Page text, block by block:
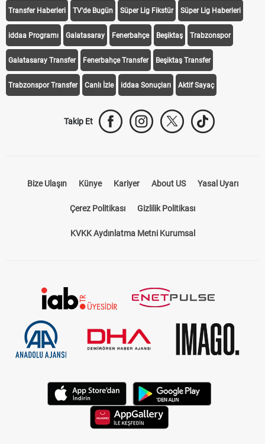
Transfer Haberleri TV'de Bugün Süper Lig Fikstür Süper Lig Haberleri
iddaa Programı Galatasaray Fenerbahçe Beşiktaş Trabzonspor
Galatasaray Transfer Fenerbahçe Transfer Beşiktaş Transfer
Trabzonspor Transfer Canlı İzle iddaa Sonuçları Aktif Sayaç
Takip Et
Bize Ulaşın Künye Kariyer About US Yasal Uyarı
Çerez Politikası Gizlilik Politikası
KVKK Aydınlatma Metni Kurumsal